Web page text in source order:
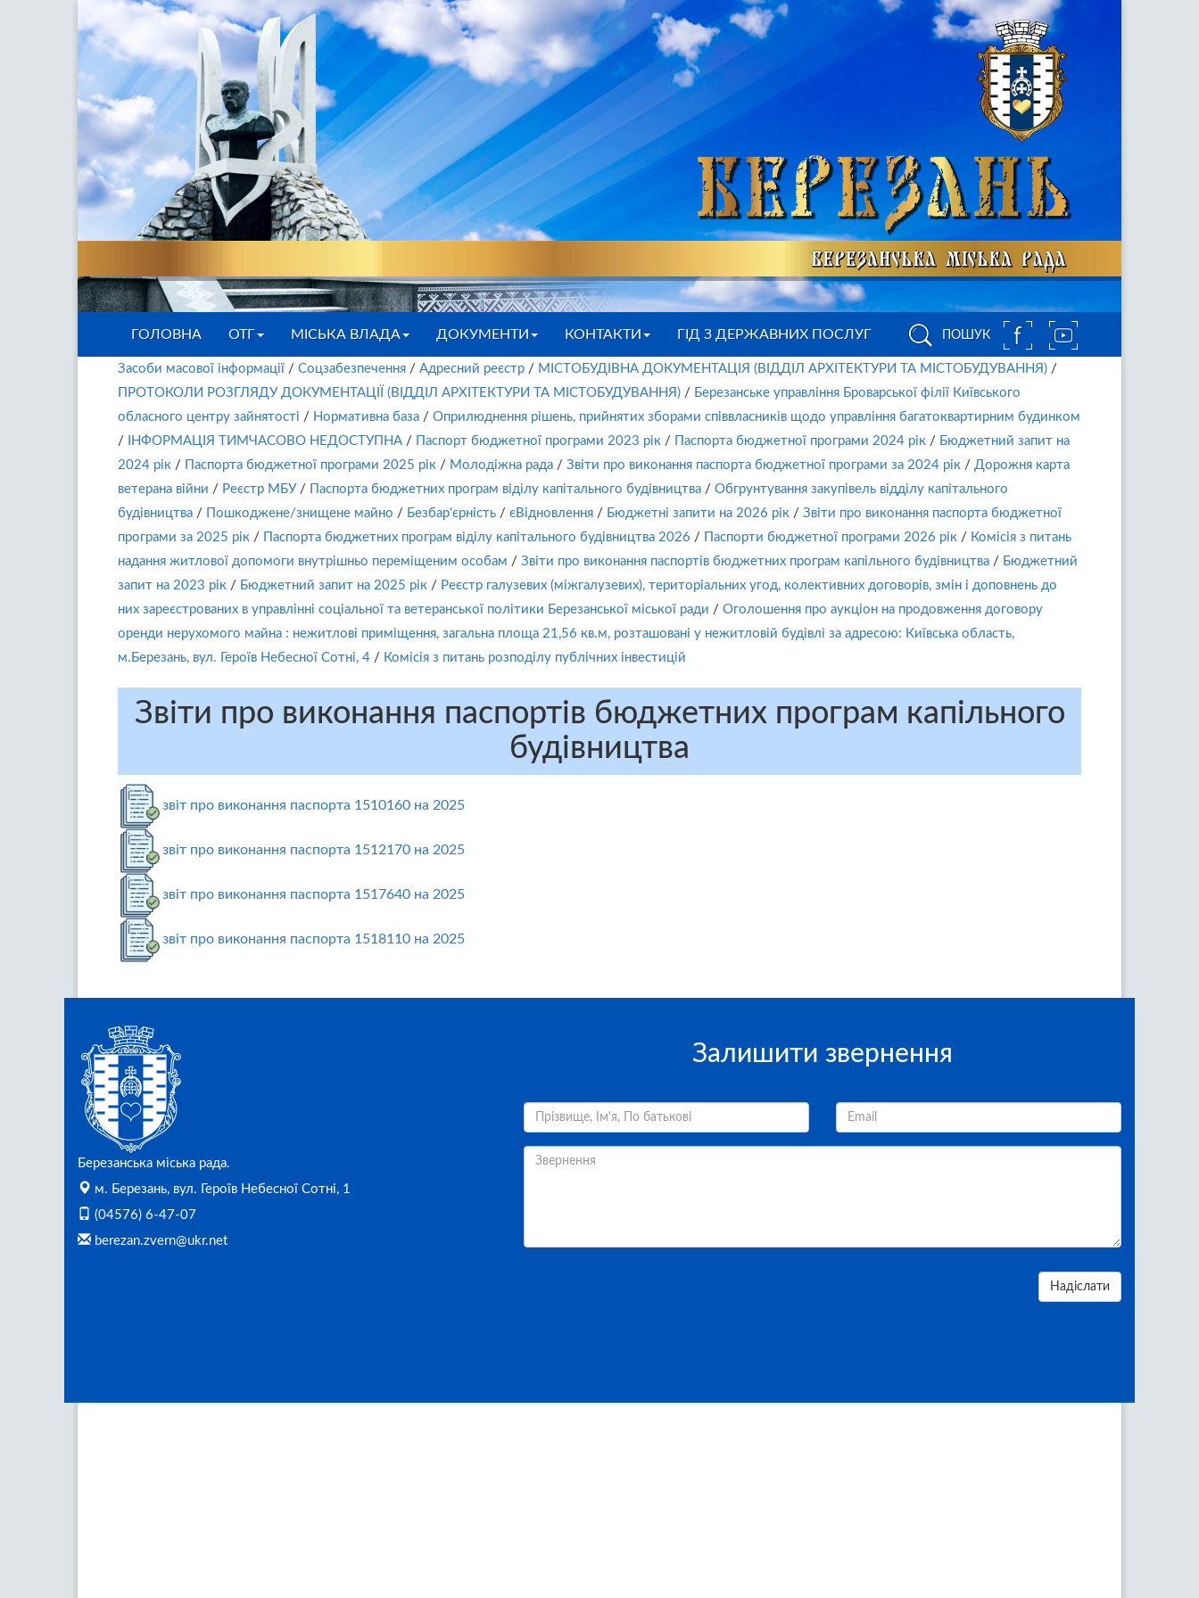
ПОШУК
ГОЛОВНА ОТГ МІСЬКА ВЛАДА ДОКУМЕНТИ КОНТАКТИ ГІД З ДЕРЖАВНИХ ПОСЛУГ
Засоби масової інформації / Соцзабезпечення / Адресний реєстр / МІСТОБУДІВНА ДОКУМЕНТАЦІЯ (ВІДДІЛ АРХІТЕКТУРИ ТА МІСТОБУДУВАННЯ) /
ПРОТОКОЛИ РОЗГЛЯДУ ДОКУМЕНТАЦІЇ (ВІДДІЛ АРХІТЕКТУРИ ТА МІСТОБУДУВАННЯ) / Березанське управління Броварської філії Київського
обласного центру зайнятості / Нормативна база / Оприлюднення рішень, прийнятих зборами співвласників щодо управління багатоквартирним будинком
/
ІНФОРМАЦІЯ ТИМЧАСОВО НЕДОСТУПНА / Паспорт бюджетної програми 2023 рік / Паспорта бюджетної програми 2024 рік / Бюджетний запит на
2024 рік / Паспорта бюджетної програми 2025 рік / Молодіжна рада / Звіти про виконання паспорта бюджетної програми за 2024 рік / Дорожня карта
ветерана війни / Реєстр МБУ / Паспорта бюджетних програм віділу капітального будівництва / Обгрунтування закупівель відділу капітального
будівництва / Пошкоджене/знищене майно / Безбар'єрність / єВідновлення / Бюджетні запити на 2026 рік / Звіти про виконання паспорта бюджетної
програми за 2025 рік / Паспорта бюджетних програм віділу капітального будівництва 2026 / Паспорти бюджетної програми 2026 рік / Комісія з питань
надання житлової допомоги внутрішньо переміщеним особам / Звіти про виконання паспортів бюджетних програм капільного будівництва / Бюджетний
запит на 2023 рік / Бюджетний запит на 2025 рік / Реєстр галузевих (міжгалузевих), територіальних угод, колективних договорів, змін і доповнень до
них зареєстрованих в управлінні соціальної та ветеранської політики Березанської міської ради / Оголошення про аукціон на продовження договору
оренди нерухомого майна : нежитлові приміщення, загальна площа 21,56 кв.м, розташовані у нежитловій будівлі за адресою: Київська область,
м.Березань, вул. Героїв Небесної Сотні, 4 / Комісія з питань розподілу публічних інвестицій
Звіти про виконання паспортів бюджетних програм капільного
будівництва
звіт про виконання паспорта 1510160 на 2025
звіт про виконання паспорта 1512170 на 2025
звіт про виконання паспорта 1517640 на 2025
звіт про виконання паспорта 1518110 на 2025
Березанська міська рада.
м. Березань, вул. Героїв Небесної Сотні, 1
(04576) 6-47-07
berezan.zvern@ukr.net
Залишити звернення
Надіслати